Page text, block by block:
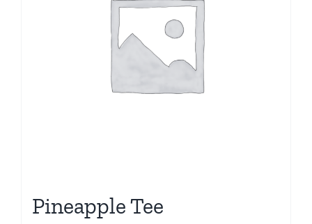
Pineapple Tee